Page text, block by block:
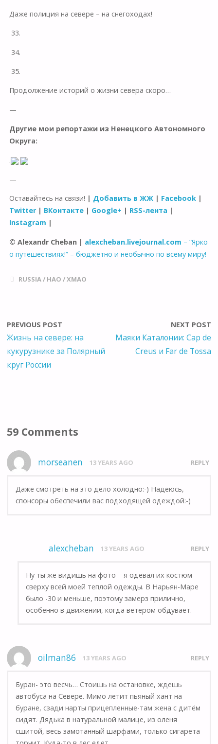
Даже полиция на севере – на снегоходах!
33.
34.
35.
Продолжение историй о жизни севера скоро…
—
Другие мои репортажи из Ненецкого Автономного
Округа:
.
—
Оставайтесь на связи! | Добавить в ЖЖ| Facebook|
Twitter| ВКонтакте| Google+ | RSS-лента |
Instagram |
© Alexandr Cheban | alexcheban.livejournal.com – “Ярко
о путешествиях!” – бюджетно и необычно по всему миру!
RUSSIA/ НАО /ХМАО
PREVIOUS POST
Жизнь на севере: на
кукурузнике за Полярный
круг России
NEXT POST
Маяки Каталонии: Cap de
Creus и Far de Tossa
59 Comments
morseanen 13 YEARS AGO REPLY
Даже смотреть на это дело холодно:-) Надеюсь,
спонсоры обеспечили вас подходящей одеждой:-)
alexcheban 13 YEARS AGO REPLY
Ну ты же видишь на фото – я одевал их костюм
сверху всей моей теплой одежды. В Нарьян-Маре
было -30 и меньше, поэтому замерз прилично,
особенно в движении, когда ветером обдувает.
oilman86 13 YEARS AGO REPLY
Буран- это весчь… Стоишь на остановке, ждешь
автобуса на Севере. Мимо летит пьяный хант на
буране, сзади нарты прицепленные-там жена с дитём
сидят. Дядька в натуральной малице, из оленя
сшитой, весь замотанный шарфами, только сигарета